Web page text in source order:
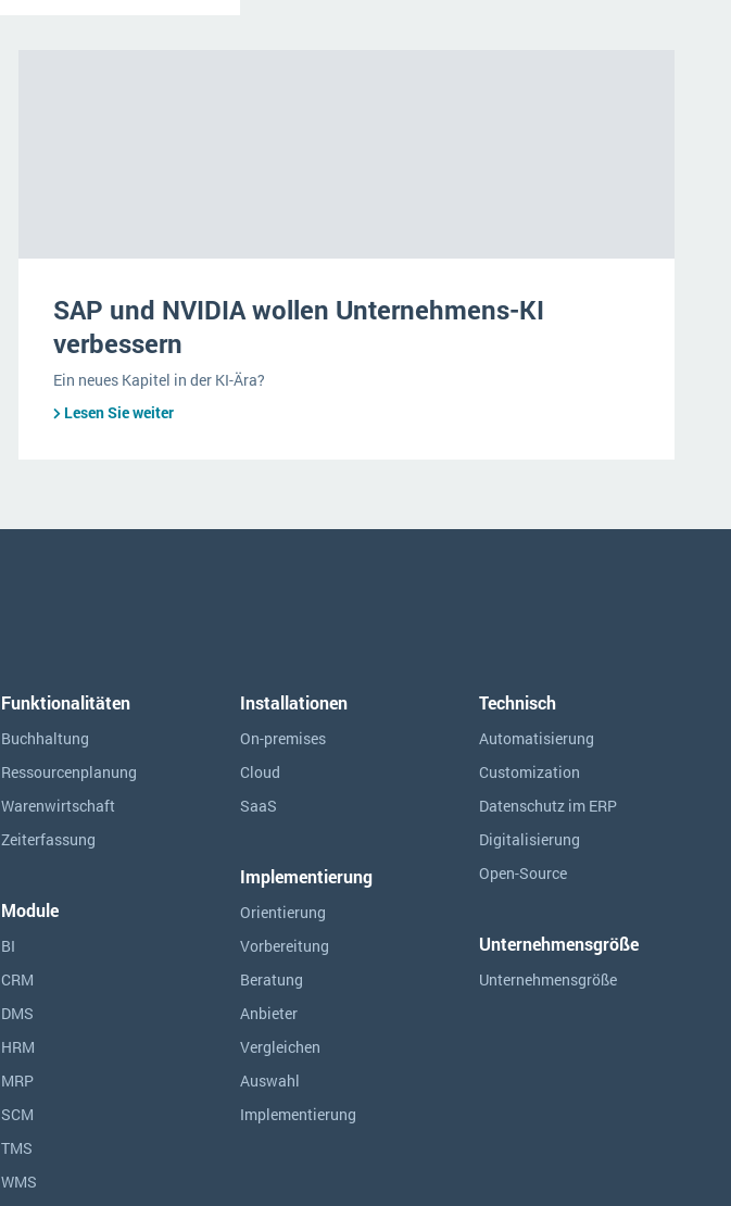
SAP und NVIDIA wollen Unternehmens-KI
verbessern
Ein neues Kapitel in der KI-Ära?
Lesen Sie weiter
Funktionalitäten
Buchhaltung
Ressourcen­planung
Warenwirtschaft
Zeiterfassung
Module
BI
CRM
DMS
HRM
MRP
SCM
TMS
WMS
Installationen
On-premises
Cloud
SaaS
Implementierung
Orientierung
Vorbereitung
Beratung
Anbieter
Vergleichen
Auswahl
Implementierung
Technisch
Automatisierung
Customization
Datenschutz im ERP
Digitalisierung
Open-Source
Unternehmensgröße
Unternehmensgröße